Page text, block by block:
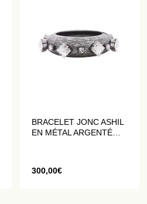
BRACELET JONC ASHIL
EN MÉTAL ARGENTÉ
300,00€